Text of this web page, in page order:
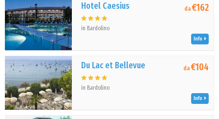
Hotel Caesius
in Bardolino
da€162
Info
Du Lac et Bellevue
in Bardolino
da€104
Info